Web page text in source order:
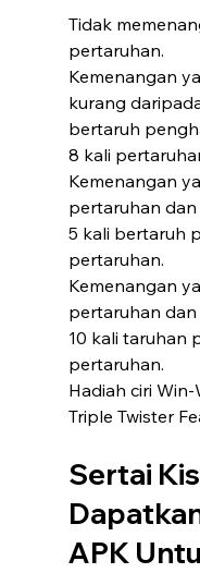
Tidak
pertaruhan.
Kemenangan
kurang
bertaruh
8 kali
Kemenangan
pertaruhan
5 kali bertaruh
pertaruhan.
Kemenangan
pertaruhan
10 kali taruhan
pertaruhan.
Hadiah ciri
Triple Twister
Sertai
APK